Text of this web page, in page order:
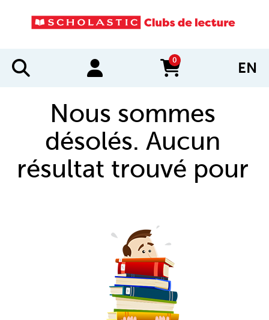
0
items in cart EN
Nous sommes
désolés. Aucun
résultat trouvé pour